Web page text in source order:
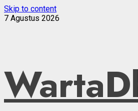
Skip to content
7 Agustus 2026